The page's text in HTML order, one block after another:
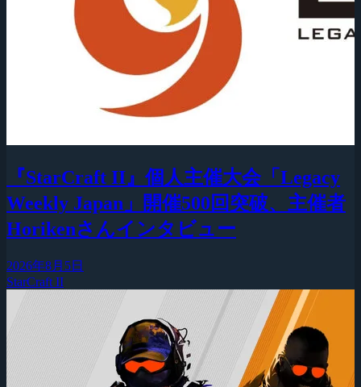
『StarCraft II』個人主催大会「Legacy
Weekly Japan」開催500回突破、主催者
Horikenさんインタビュー
2026年8月5日
StarCraft II